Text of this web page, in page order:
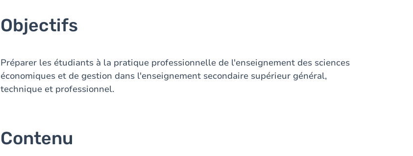
Objectifs
Préparer les étudiants à la pratique professionnelle de l'enseignement des sciences
économiques et de gestion dans l'enseignement secondaire supérieur général,
technique et professionnel.
Contenu